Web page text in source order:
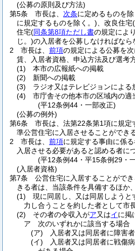
(公募の原則及び方法)
第5条
市長は、 次条に定めるものを
に規定するものを除く。) 、改良住宅(
住宅(同条第8項ただし書の規定によ
じ。)の入居者を公募しなければなら
2
市長は、 前項の規定による公募を
賃、入居者資格、申込方法及び選考
(1)
本市の広報紙への掲載
(2)
新聞への掲載
(3)
ラジオ又はテレビジョンによる
(4)
市庁舎その他本市の区域内の適
(平12条例44・一部改正)
(公募の例外)
第6条
市長は、法第22条第1項に規
準公営住宅に入居させることができる
2
市長は、 前項に規定する事由に係
入居させる必要があると認める者に
(平12条例44・平15条例29・
(入居者資格)
第7条
公営住宅に入居することがで
きる者は、当該条件を具備するほか
(1)
現に同居し、又は同居しようと
力し合うことを約した者として市
(2)
その者の令収入がア又はイに掲
ア
次のいずれかに該当する場
(ア)
入居者又は同居者に障害
(イ)
入居者又は同居者に戦傷